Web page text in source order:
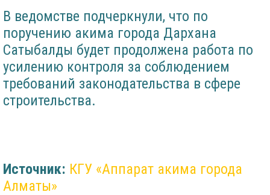
В ведомстве подчеркнули, что по
поручению акима города Дархана
Сатыбалды будет продолжена работа по
усилению контроля за соблюдением
требований законодательства в сфере
строительства.
Источник: КГУ «Аппарат акима города
Алматы»